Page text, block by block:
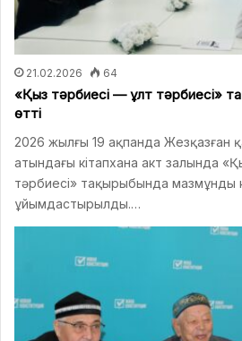
21.02.2026 64
«Қыз тәрбиесі — ұлт тәрбиесі»
өтті
2026 жылғы 19 ақпанда Жезқазған
атындағы кітапхана акт залында
тәрбиесі» тақырыбында мазмұнды
ұйымдастырылды.…